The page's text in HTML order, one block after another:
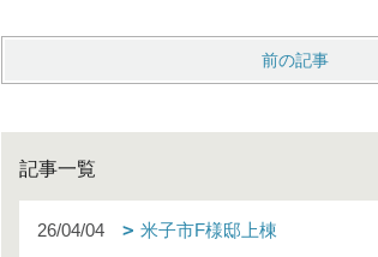
前の記事
記事一覧
26/04/04 米子市F様邸上棟